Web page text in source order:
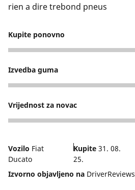
rien a dire trebond pneus
Kupite ponovno
5
Izvedba guma
4
Vrijednost za novac
4
Vozilo Fiat
Ducato
Kupite31. 08.
25.
Izvorno objavljeno na DriverReviews